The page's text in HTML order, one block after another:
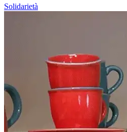
Solidarietà